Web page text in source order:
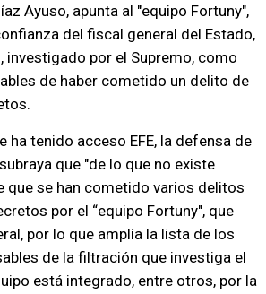
Ayuso, apunta al "equipo Fortuny",
del fiscal general del Estado,
investigado por el Supremo, como
de haber cometido un delito de
ha tenido acceso EFE, la defensa de
que "de lo que no existe
que se han cometido varios delitos
por el “equipo Fortuny", que
por lo que amplía la lista de los
de la filtración que investiga el
está integrado, entre otros, por la